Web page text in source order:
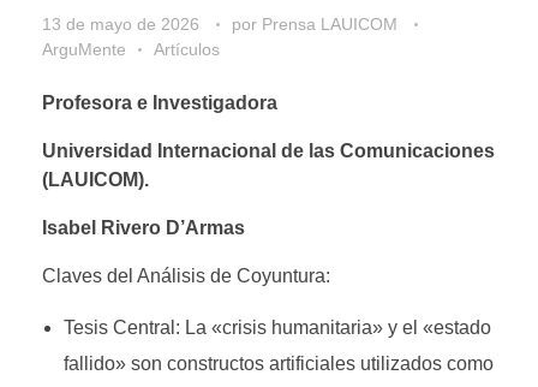
13 de mayo de 2026 por Prensa LAUICOM
ArguMente
Artículos
Profesora e Investigadora
Universidad Internacional de las Comunicaciones
(LAUICOM).
Isabel Rivero D’Armas
Claves del Análisis de Coyuntura:
Tesis Central: La «crisis humanitaria» y el «estado
fallido» son constructos artificiales utilizados como